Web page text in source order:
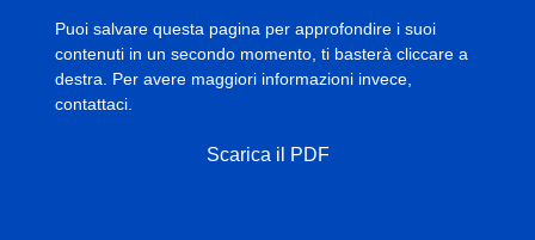
Puoi salvare questa pagina per approfondire i suoi
contenuti in un secondo momento, ti basterà cliccare a
destra. Per avere maggiori informazioni invece,
contattaci.
Scarica il PDF